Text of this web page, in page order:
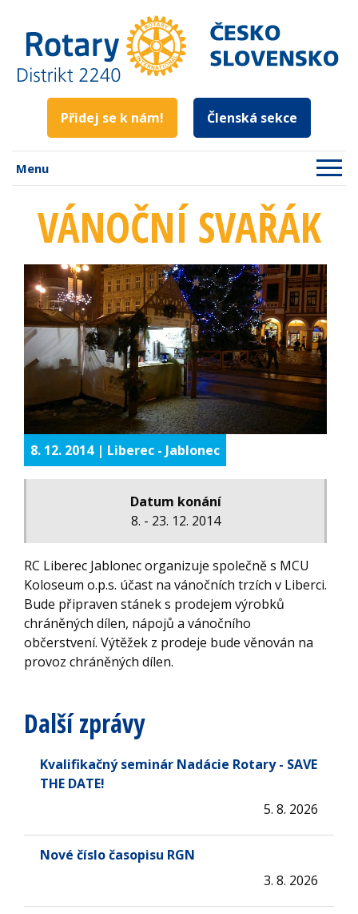
Přidej se k nám! Členská sekce
Menu
VÁNOČNÍ SVAŘÁK
8. 12. 2014 | Liberec - Jablonec
Datum konání
8. - 23. 12. 2014
RC Liberec Jablonec organizuje společně s MCU
Koloseum o.p.s. účast na vánočních trzích v Liberci.
Bude připraven stánek s prodejem výrobků
chráněných dílen, nápojů a vánočního
občerstvení. Výtěžek z prodeje bude věnován na
provoz chráněných dílen.
Další zprávy
Kvalifikačný seminár Nadácie Rotary - SAVE
THE DATE!
5. 8. 2026
Nové číslo časopisu RGN
3. 8. 2026